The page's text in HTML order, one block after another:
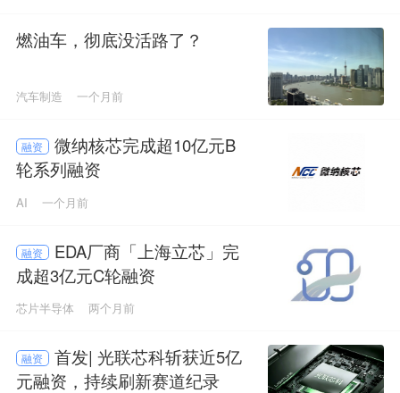
燃油车，彻底没活路了？
汽车制造 一个月前
融资
微纳核芯完成超10亿元B
轮系列融资
AI 一个月前
融资
EDA厂商「上海立芯」完
成超3亿元C轮融资
芯片半导体 两个月前
融资
首发| 光联芯科斩获近5亿
元融资，持续刷新赛道纪录